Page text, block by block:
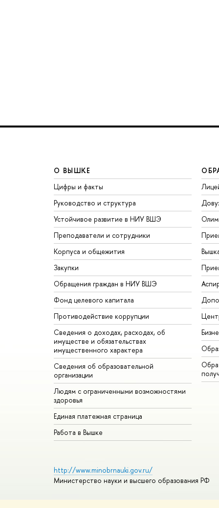
О ВЫШКЕ
Цифры и факты
Руководство и структура
Устойчивое развитие в НИУ ВШЭ
Преподаватели и сотрудники
Корпуса и общежития
Закупки
Обращения граждан в НИУ ВШЭ
Фонд целевого капитала
Противодействие коррупции
Сведения о доходах, расходах, об
имуществе и обязательствах
имущественного характера
Сведения об образовательной
организации
Людям с ограниченными возможностями
здоровья
Единая платежная страница
Работа в Вышке
http://www.minobrnauki.gov.ru/
Министерство науки и высшего образования РФ